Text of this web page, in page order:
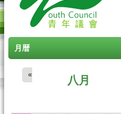
月暦
八月
«